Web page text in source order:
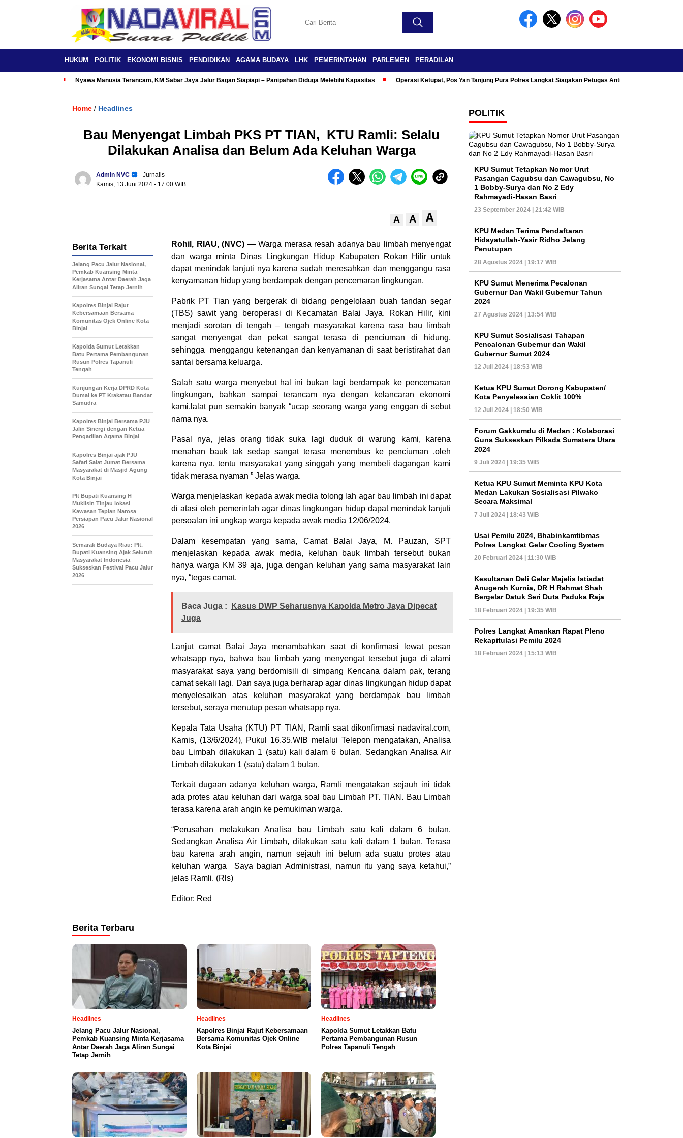
HUKUM POLITIK EKONOMI BISNIS PENDIDIKAN AGAMA BUDAYA LHK PEMERINTAHAN PARLEMEN PERADILAN
Nyawa Manusia Terancam, KM Sabar Jaya Jalur Bagan Siapiapi – Panipahan Diduga Melebihi Kapasitas Operasi Ketupat, Pos Yan Tanjung Pura Polres Langkat Siagakan Petugas Antisipasi Kemacetan
Home / Headlines
Bau Menyengat Limbah PKS PT TIAN, KTU Ramli: Selalu
Dilakukan Analisa dan Belum Ada Keluhan Warga
Admin NVC
- Jurnalis
Kamis, 13 Juni 2024 - 17:00 WIB
A A A
Rohil, RIAU, (NVC) —Warga merasa resah adanya bau limbah menyengat
dan warga minta Dinas Lingkungan Hidup Kabupaten Rokan Hilir untuk
dapat menindak lanjuti nya karena sudah meresahkan dan menggangu rasa
kenyamanan hidup yang berdampak dengan pencemaran lingkungan.
Pabrik PT Tian yang bergerak di bidang pengelolaan buah tandan segar
(TBS) sawit yang beroperasi di Kecamatan Balai Jaya, Rokan Hilir, kini
menjadi sorotan di tengah – tengah masyarakat karena rasa bau limbah
sangat menyengat dan pekat sangat terasa di penciuman di hidung,
sehingga menggangu ketenangan dan kenyamanan di saat beristirahat dan
santai bersama keluarga.
Salah satu warga menyebut hal ini bukan lagi berdampak ke pencemaran
lingkungan, bahkan sampai terancam nya dengan kelancaran ekonomi
kami,lalat pun semakin banyak “ucap seorang warga yang enggan di sebut
nama nya.
Pasal nya, jelas orang tidak suka lagi duduk di warung kami, karena
menahan bauk tak sedap sangat terasa menembus ke penciuman .oleh
karena nya, tentu masyarakat yang singgah yang membeli dagangan kami
tidak merasa nyaman ” Jelas warga.
Warga menjelaskan kepada awak media tolong lah agar bau limbah ini dapat
di atasi oleh pemerintah agar dinas lingkungan hidup dapat menindak lanjuti
persoalan ini ungkap warga kepada awak media 12/06/2024.
Dalam kesempatan yang sama, Camat Balai Jaya, M. Pauzan, SPT
menjelaskan kepada awak media, keluhan bauk limbah tersebut bukan
hanya warga KM 39 aja, juga dengan keluhan yang sama masyarakat lain
nya, “tegas camat.
Baca Juga :
Kasus DWP Seharusnya Kapolda Metro Jaya Dipecat
Juga
Lanjut camat Balai Jaya menambahkan saat di konfirmasi lewat pesan
whatsapp nya, bahwa bau limbah yang menyengat tersebut juga di alami
masyarakat saya yang berdomisili di simpang Kencana dalam pak, terang
camat sekali lagi. Dan saya juga berharap agar dinas lingkungan hidup dapat
menyelesaikan atas keluhan masyarakat yang berdampak bau limbah
tersebut, seraya menutup pesan whatsapp nya.
Kepala Tata Usaha (KTU) PT TIAN, Ramli saat dikonfirmasi nadaviral.com,
Kamis, (13/6/2024), Pukul 16.35.WIB melalui Telepon mengatakan, Analisa
bau Limbah dilakukan 1 (satu) kali dalam 6 bulan. Sedangkan Analisa Air
Limbah dilakukan 1 (satu) dalam 1 bulan.
Terkait dugaan adanya keluhan warga, Ramli mengatakan sejauh ini tidak
ada protes atau keluhan dari warga soal bau Limbah PT. TIAN. Bau Limbah
terasa karena arah angin ke pemukiman warga.
“Perusahan melakukan Analisa bau Limbah satu kali dalam 6 bulan.
Sedangkan Analisa Air Limbah, dilakukan satu kali dalam 1 bulan. Terasa
bau karena arah angin, namun sejauh ini belum ada suatu protes atau
keluhan warga Saya bagian Administrasi, namun itu yang saya ketahui,”
jelas Ramli. (Rls)
Editor: Red
Berita Terkait
Jelang Pacu Jalur Nasional,
Pemkab Kuansing Minta
Kerjasama Antar Daerah Jaga
Aliran Sungai Tetap Jernih
Kapolres Binjai Rajut
Kebersamaan Bersama
Komunitas Ojek Online Kota
Binjai
Kapolda Sumut Letakkan
Batu Pertama Pembangunan
Rusun Polres Tapanuli
Tengah
Kunjungan Kerja DPRD Kota
Dumai ke PT Krakatau Bandar
Samudra
Kapolres Binjai Bersama PJU
Jalin Sinergi dengan Ketua
Pengadilan Agama Binjai
Kapolres Binjai ajak PJU
Safari Salat Jumat Bersama
Masyarakat di Masjid Agung
Kota Binjai
Plt Bupati Kuansing H
Muklisin Tinjau lokasi
Kawasan Tepian Narosa
Persiapan Pacu Jalur Nasional
2026
Semarak Budaya Riau: Plt.
Bupati Kuansing Ajak Seluruh
Masyarakat Indonesia
Sukseskan Festival Pacu Jalur
2026
Berita Terbaru
Headlines
Jelang Pacu Jalur Nasional,
Pemkab Kuansing Minta Kerjasama
Antar Daerah Jaga Aliran Sungai
Tetap Jernih
Headlines
Kapolres Binjai Rajut Kebersamaan
Bersama Komunitas Ojek Online
Kota Binjai
Headlines
Kapolda Sumut Letakkan Batu
Pertama Pembangunan Rusun
Polres Tapanuli Tengah
POLITIK
KPU Sumut Tetapkan Nomor Urut
Pasangan Cagubsu dan Cawagubsu, No
1 Bobby-Surya dan No 2 Edy
Rahmayadi-Hasan Basri
23 September 2024 | 21:42 WIB
KPU Medan Terima Pendaftaran
Hidayatullah-Yasir Ridho Jelang
Penutupan
28 Agustus 2024 | 19:17 WIB
KPU Sumut Menerima Pecalonan
Gubernur Dan Wakil Gubernur Tahun
2024
27 Agustus 2024 | 13:54 WIB
KPU Sumut Sosialisasi Tahapan
Pencalonan Gubernur dan Wakil
Gubernur Sumut 2024
12 Juli 2024 | 18:53 WIB
Ketua KPU Sumut Dorong Kabupaten/
Kota Penyelesaian Coklit 100%
12 Juli 2024 | 18:50 WIB
Forum Gakkumdu di Medan : Kolaborasi
Guna Sukseskan Pilkada Sumatera Utara
2024
9 Juli 2024 | 19:35 WIB
Ketua KPU Sumut Meminta KPU Kota
Medan Lakukan Sosialisasi Pilwako
Secara Maksimal
7 Juli 2024 | 18:43 WIB
Usai Pemilu 2024, Bhabinkamtibmas
Polres Langkat Gelar Cooling System
20 Februari 2024 | 11:30 WIB
Kesultanan Deli Gelar Majelis Istiadat
Anugerah Kurnia, DR H Rahmat Shah
Bergelar Datuk Seri Duta Paduka Raja
18 Februari 2024 | 19:35 WIB
Polres Langkat Amankan Rapat Pleno
Rekapitulasi Pemilu 2024
18 Februari 2024 | 15:13 WIB